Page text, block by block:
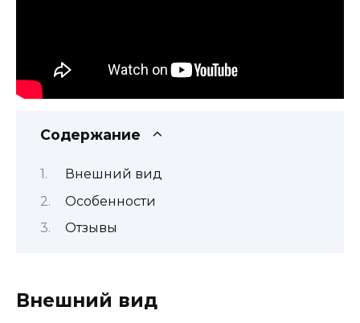
Содержание
Внешний вид
Особенности
Отзывы
Внешний вид